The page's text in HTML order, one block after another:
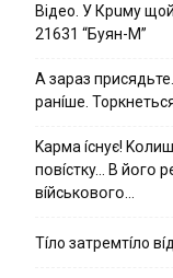
Вiдeo. У Кpuму
21631 “Буян-М”
А зараз
ранíше.
Kapмa ícнyє!
пօвícткy… B йօгօ
вíйcькօвօгօ…
Тíло затремтíло